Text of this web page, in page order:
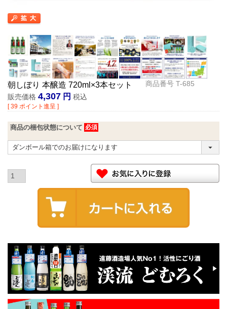
朝しぼり 本醸造 720ml×3本セット 商品番号 T-685
販売価格 4,307 税込
[ 39 ポイント進呈 ]
商品の梱包状態について